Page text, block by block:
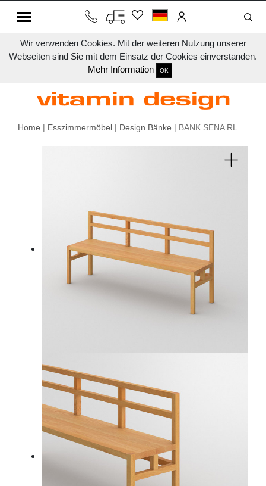
Wir verwenden Cookies. Mit der weiteren Nutzung unserer
Webseiten sind Sie mit dem Einsatz der Cookies einverstanden.
Mehr Information
OK
Home | Esszimmermöbel | Design Bänke | BANK SENA RL